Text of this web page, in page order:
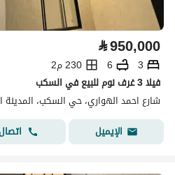
⃁950,000
3
6
230 م2
فيلا 3 غرف نوم للبيع في السكب
شارع احمد الهواري، حي السكب، المدينة
الإيميل